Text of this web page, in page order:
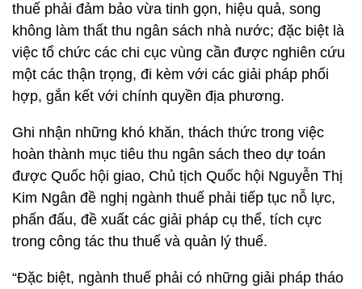
thuế phải đảm bảo vừa tinh gọn, hiệu quả, song
không làm thất thu ngân sách nhà nước; đặc biệt là
việc tổ chức các chi cục vùng cần được nghiên cứu
một các thận trọng, đi kèm với các giải pháp phối
hợp, gắn kết với chính quyền địa phương.
Ghi nhận những khó khăn, thách thức trong việc
hoàn thành mục tiêu thu ngân sách theo dự toán
được Quốc hội giao, Chủ tịch Quốc hội Nguyễn Thị
Kim Ngân đề nghị ngành thuế phải tiếp tục nỗ lực,
phấn đấu, đề xuất các giải pháp cụ thể, tích cực
trong công tác thu thuế và quản lý thuế.
“Đặc biệt, ngành thuế phải có những giải pháp tháo